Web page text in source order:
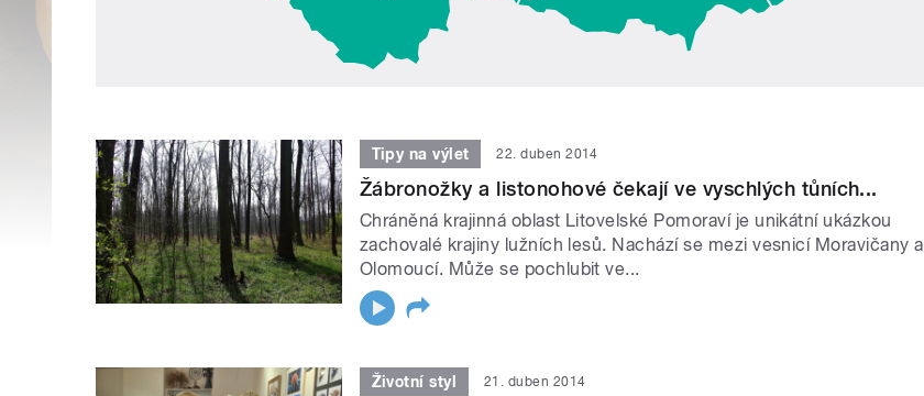
Tipy na výlet 22. duben 2014
Žábronožky a listonohové čekají ve vyschlých tůních...
Chráněná krajinná oblast Litovelské Pomoraví je unikátní ukázkou
zachovalé krajiny lužních lesů. Nachází se mezi vesnicí Moravičany a
Olomoucí. Může se pochlubit ve...
Životní styl 21. duben 2014